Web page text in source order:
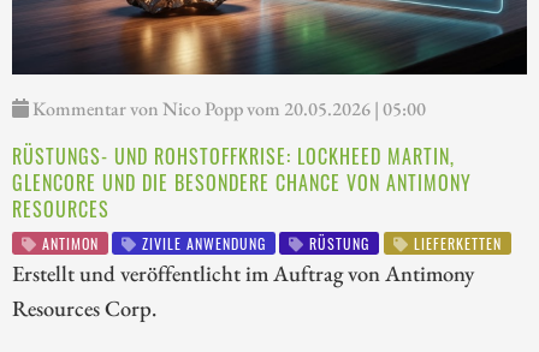
Kommentar von Nico Popp vom 20.05.2026 | 05:00
RÜSTUNGS- UND ROHSTOFFKRISE: LOCKHEED MARTIN,
GLENCORE UND DIE BESONDERE CHANCE VON ANTIMONY
RESOURCES
ANTIMON ZIVILE ANWENDUNG RÜSTUNG LIEFERKETTEN
Erstellt und veröffentlicht im Auftrag von Antimony
Resources Corp.